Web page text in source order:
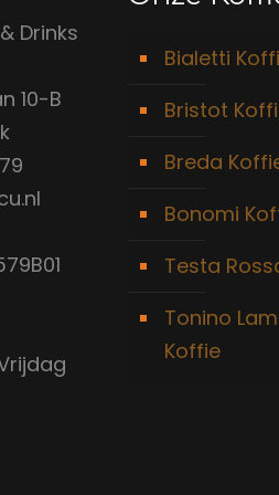
Drinks
10-B
Bialetti
Bristot
Breda
Bonomi
Testa
Tonino
Koffie